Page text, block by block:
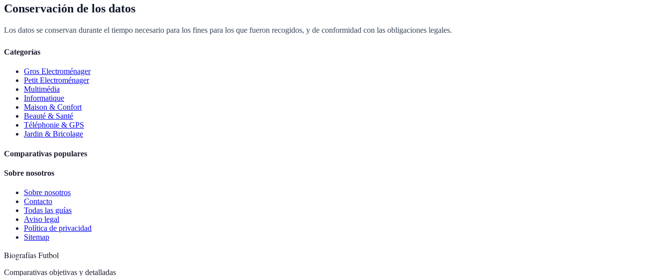
Conservación de los datos
Los datos se conservan durante el tiempo necesario para los fines para los que fueron recogidos, y de conformidad con las obligaciones legales.
Categorías
Gros Electroménager
Petit Electroménager
Multimédia
Informatique
Maison & Confort
Beauté & Santé
Téléphonie & GPS
Jardin & Bricolage
Comparativas populares
Sobre nosotros
Sobre nosotros
Contacto
Todas las guías
Aviso legal
Política de privacidad
Sitemap
Biografías Futbol
Comparativas objetivas y detalladas